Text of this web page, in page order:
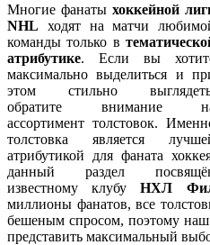
Многие фанаты хоккейной
NHL ходят на матчи
команды только в
атрибутике. Если вы
максимально выделиться и
этом стильно
обратите внимание
ассортимент толстовок.
толстовка является
атрибутикой для фаната
данный раздел
известному клубуНХЛ
миллионы фанатов, все
бешеным спросом, поэтому наш
представить максимальный